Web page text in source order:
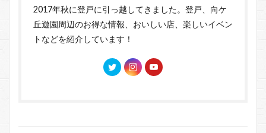
2017年秋に登戸に引っ越してきました。登戸、向ケ
丘遊園周辺のお得な情報、おいしい店、楽しいイベン
トなどを紹介しています！